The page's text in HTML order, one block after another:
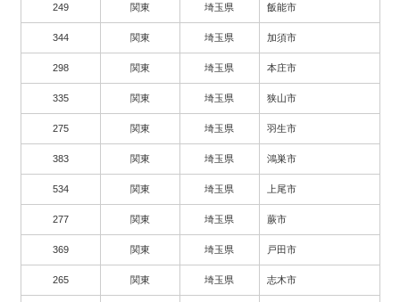
249 関東 埼玉県 飯能市
344 関東 埼玉県 加須市
298 関東 埼玉県 本庄市
335 関東 埼玉県 狭山市
275 関東 埼玉県 羽生市
383 関東 埼玉県 鴻巣市
534 関東 埼玉県 上尾市
277 関東 埼玉県 蕨市
369 関東 埼玉県 戸田市
265 関東 埼玉県 志木市